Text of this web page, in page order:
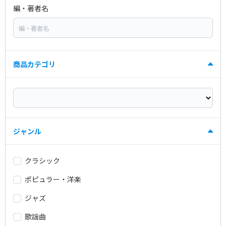
編・著者名
商品カテゴリ
ジャンル
クラシック
ポピュラー・洋楽
ジャズ
歌謡曲